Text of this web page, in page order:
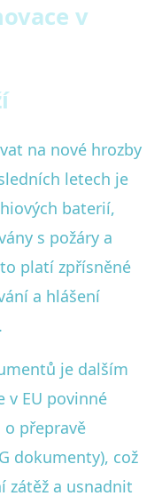
v
na nové hrozby
letech je
baterií,
s požáry a
platí zpřísněné
a hlášení
je dalším
v EU povinné
o přepravě
dokumenty), což
zátěž a usnadnit